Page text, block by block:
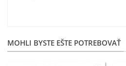
MOHLI BYSTE EŠTE POTREBOVAŤ